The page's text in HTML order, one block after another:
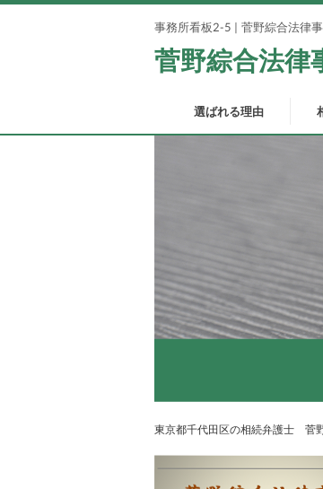
事務所看板2-5 | 菅野綜合法律
菅野綜合法律
選ばれる理由
東京都千代田区の相続弁護士 菅